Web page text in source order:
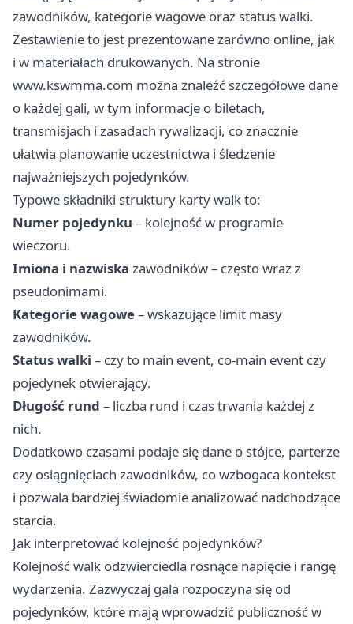
zawodników, kategorie wagowe oraz status walki.
Zestawienie to jest prezentowane zarówno online, jak
i w materiałach drukowanych. Na stronie
www.kswmma.com można znaleźć szczegółowe dane
o każdej gali, w tym informacje o biletach,
transmisjach i zasadach rywalizacji, co znacznie
ułatwia planowanie uczestnictwa i śledzenie
najważniejszych pojedynków.
Typowe składniki struktury karty walk to:
Numer pojedynku – kolejność w programie
wieczoru.
Imiona i nazwiska zawodników – często wraz z
pseudonimami.
Kategorie wagowe– wskazujące limit masy
zawodników.
Status walki – czy to main event, co-main event czy
pojedynek otwierający.
Długość rund – liczba rund i czas trwania każdej z
nich.
Dodatkowo czasami podaje się dane o stójce, parterze
czy osiągnięciach zawodników, co wzbogaca kontekst
i pozwala bardziej świadomie analizować nadchodzące
starcia.
Jak interpretować kolejność pojedynków?
Kolejność walk odzwierciedla rosnące napięcie i rangę
wydarzenia. Zazwyczaj gala rozpoczyna się od
pojedynków, które mają wprowadzić publiczność w